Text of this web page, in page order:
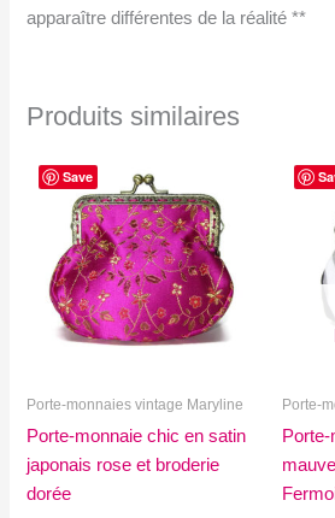
apparaître différentes de la réalité **
Produits similaires
Save
Porte-monnaies vintage Maryline
Porte-monnaie chic en satin
japonais rose et broderie
dorée
Porte-